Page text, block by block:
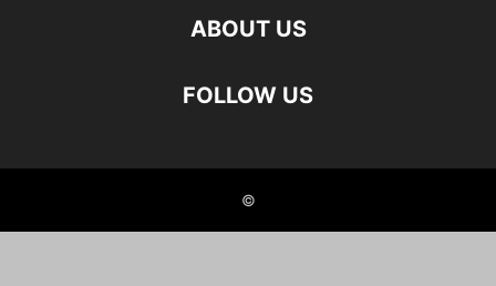
ABOUT US
FOLLOW US
©